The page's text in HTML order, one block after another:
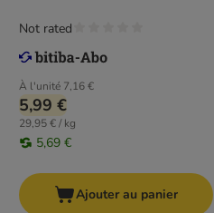
À l'unité 7,16 €
5,99 €
29,95 € / kg
5,69 €
Not rated
Ajouter au panier